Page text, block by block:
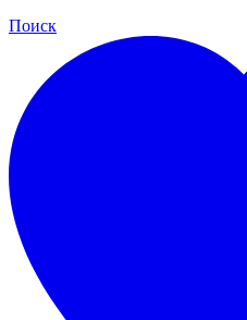
Поиск